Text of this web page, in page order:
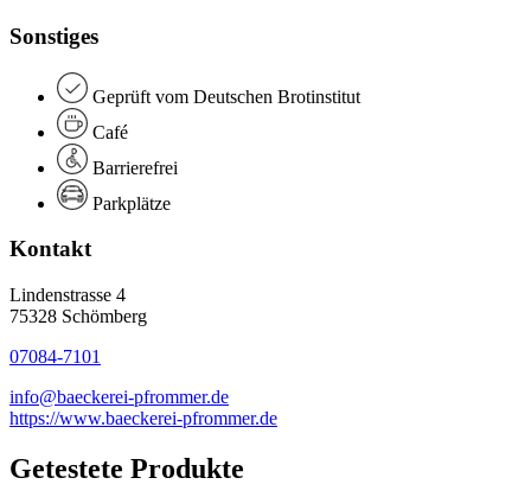
Sonstiges
Geprüft vom Deutschen Brotinstitut
Café
Barrierefrei
Parkplätze
Kontakt
Lindenstrasse 4
75328 Schömberg
07084-7101
info@baeckerei-pfrommer.de
https://www.baeckerei-pfrommer.de
Getestete Produkte